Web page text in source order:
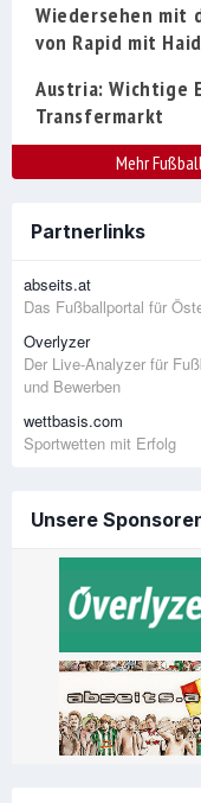
Wiedersehen mit
von Rapid mit
Austria: Wichtige
Transfermarkt
Mehr
Partnerlinks
abseits.at
Das Fußballportal für
Overlyzer
Der Live-Analyzer für
und Bewerben
wettbasis.com
Sportwetten mit Erfolg
Unsere